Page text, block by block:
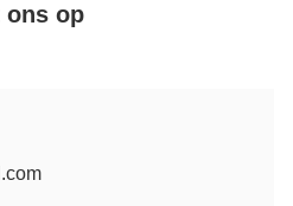
ons op